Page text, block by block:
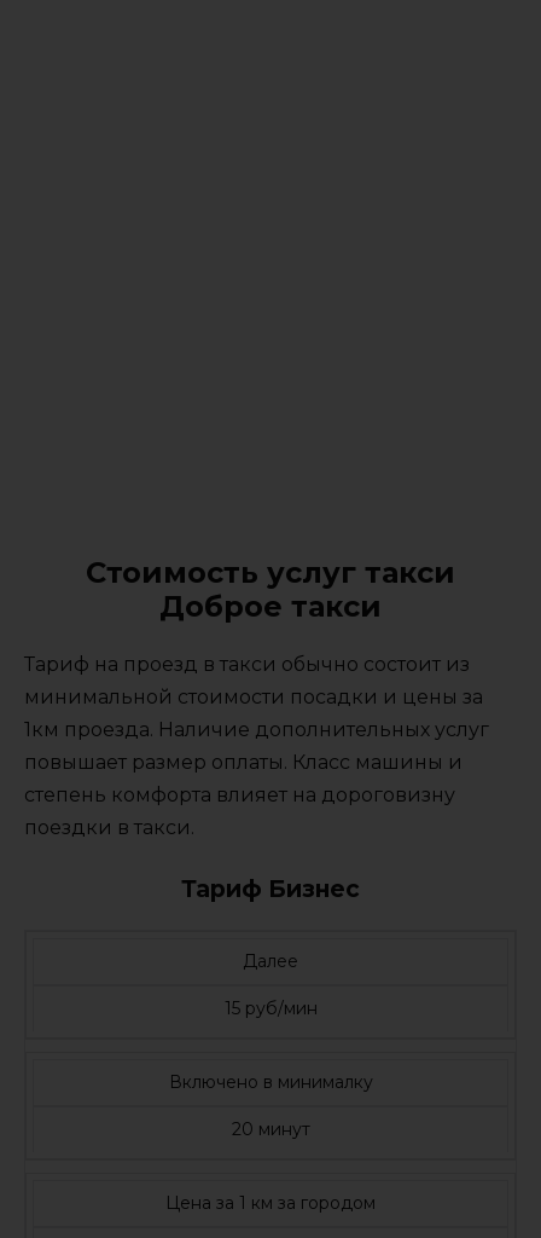
Стоимость услуг такси
Доброе такси
Тариф на проезд в такси обычно состоит из
минимальной стоимости посадки и цены за
1км проезда. Наличие дополнительных услуг
повышает размер оплаты. Класс машины и
степень комфорта влияет на дороговизну
поездки в такси.
Тариф Бизнес
Далее
15 руб/мин
Включено в минималку
20 минут
Цена за 1 км за городом